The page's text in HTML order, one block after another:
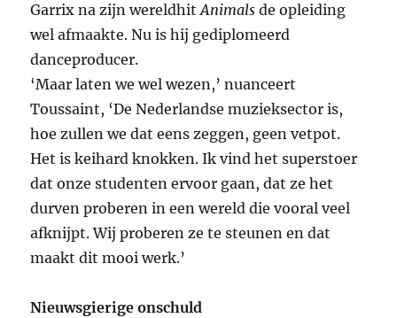
Garrix na zijn wereldhitAnimals de opleiding
wel afmaakte. Nu is hij gediplomeerd
danceproducer.
‘Maar laten we wel wezen,’ nuanceert
Toussaint, ‘De Nederlandse muzieksector is,
hoe zullen we dat eens zeggen, geen vetpot.
Het is keihard knokken. Ik vind het superstoer
dat onze studenten ervoor gaan, dat ze het
durven proberen in een wereld die vooral veel
afknijpt. Wij proberen ze te steunen en dat
maakt dit mooi werk.’
Nieuwsgierige onschuld